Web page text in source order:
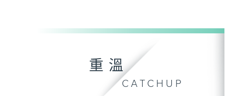
重溫
CATCHUP